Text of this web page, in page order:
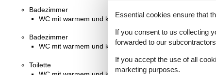
Badezimmer
WC mit warmem und kaltem Wasser, Dusche
Badezimmer
WC mit warmem und kaltem Wasser, Dusche
Toilette
Essential cookies ensure that
If you consent to us collecting
forwarded to our
If you accept the use of all
marketing purposes.